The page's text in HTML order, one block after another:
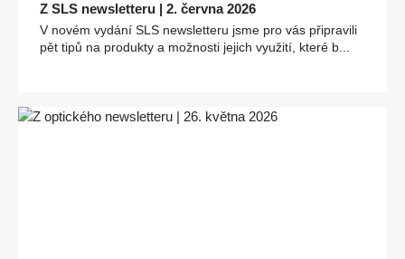
Z SLS newsletteru | 2. června 2026
V novém vydání SLS newsletteru jsme pro vás připravili
pět tipů na produkty a možnosti jejich využití, které b...